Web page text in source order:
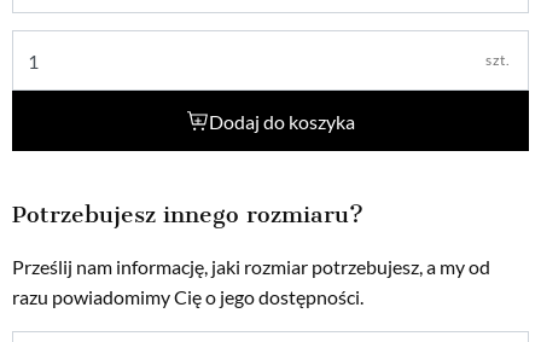
szt.
Dodaj do koszyka
Potrzebujesz innego rozmiaru?
Prześlij nam informację, jaki rozmiar potrzebujesz, a my od
razu powiadomimy Cię o jego dostępności.